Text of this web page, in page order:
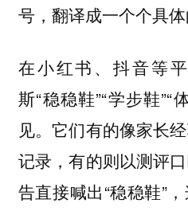
号，翻译成一个个具体
在小红书、抖音等
斯“稳稳鞋”“学步鞋
见。它们有的像家长
记录，有的则以测评
告直接喊出“稳稳鞋”